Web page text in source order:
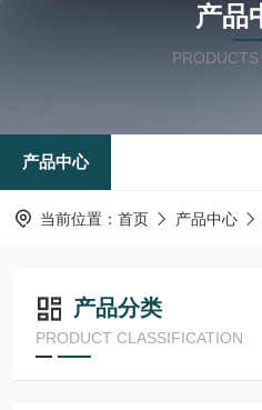
产品
产品中心
当前位置： 首页 产品中心
产品分类
PRODUCT CLASSIFICATION